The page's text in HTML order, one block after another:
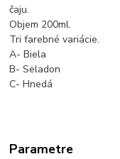
čaju.
Objem 200ml.
Tri farebné variácie.
A- Biela
B- Seladon
C- Hnedá
Parametre